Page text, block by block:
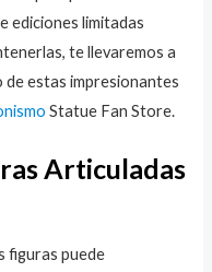
ediciones limitadas
te llevaremos a
de estas impresionantes
Statue Fan Store.
Articuladas
figuras puede